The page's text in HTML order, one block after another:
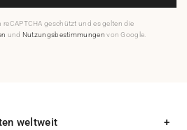
reCAPTCHA geschützt und es gelten die
und Nutzungsbestimmungen von Google.
weltweit